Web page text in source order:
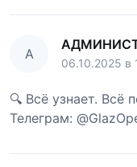
А
06.10.2025 в
🔍 Всё узнает. Всё
Телеграм: